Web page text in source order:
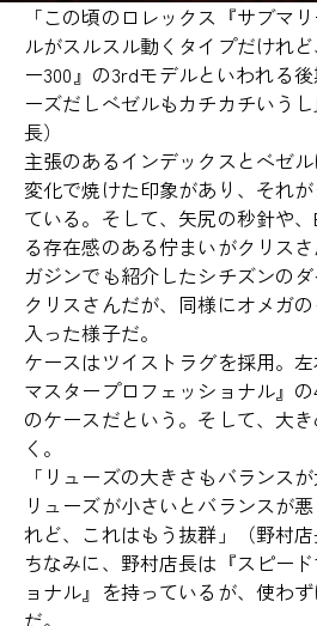
「この頃のロレックス『サブマ
ルがスルスル動くタイプだけれ
ー300』の3rdモデルといわれる
ーズだしベゼルもカチカチいう
長）
主張のあるインデックスとベゼ
変化で焼けた印象があり、それ
ている。そして、矢尻の秒針や
る存在感のある佇まいがクリス
ガジンでも紹介したシチズンの
クリスさんだが、同様にオメガ
入った様子だ。
ケースはツイストラグを採用。
マスタープロフェッショナル』
のケースだという。そして、大
く。
「リューズの大きさもバランス
リューズが小さいとバランスが
れど、これはもう抜群」（野村店
ちなみに、野村店長は『スピー
ョナル』を持っているが、使わ
だ。